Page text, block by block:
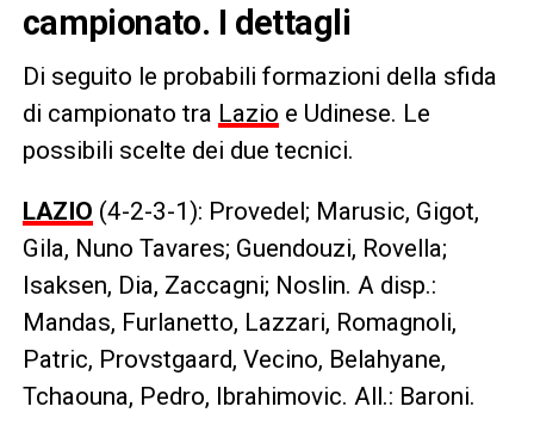
campionato. I dettagli
Di seguito le probabili formazioni della sfida
di campionato tra Lazio e Udinese. Le
possibili scelte dei due tecnici.
LAZIO (4-2-3-1): Provedel; Marusic, Gigot,
Gila, Nuno Tavares; Guendouzi, Rovella;
Isaksen, Dia, Zaccagni; Noslin. A disp.:
Mandas, Furlanetto, Lazzari, Romagnoli,
Patric, Provstgaard, Vecino, Belahyane,
Tchaouna, Pedro, Ibrahimovic. All.: Baroni.